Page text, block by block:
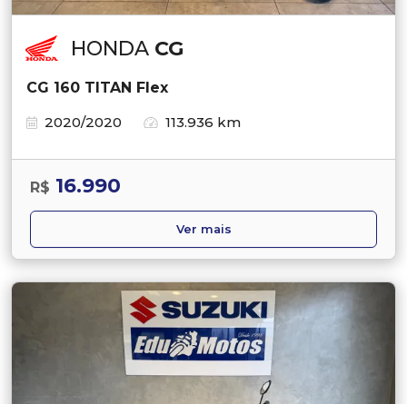
HONDA CG
CG 160 TITAN Flex
2020/2020
113.936 km
R$ 16.990
Ver mais